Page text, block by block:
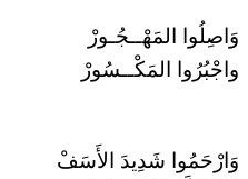
وَاصِلُوا المَهْــجُـورْ
واجْبُرُوا المَكْــسُورْ
وَارْحَمُوا شَدِيدَ الأَسَفْ